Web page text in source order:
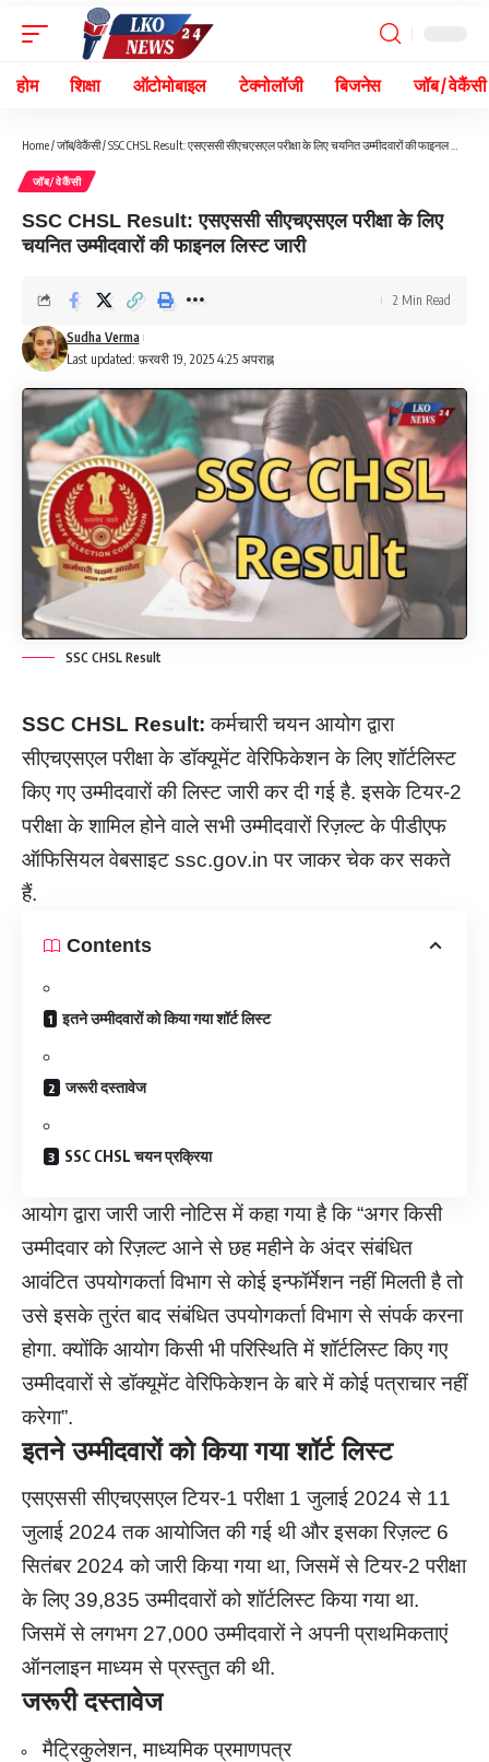
होम शिक्षा ऑटोमोबाइल टेक्नोलॉजी बिजनेस जॉब / वेकैंसी
Home/जॉब/वेकैंसी/SSC CHSL Result: एसएससी सीएचएसएल परीक्षा के लिए चयनित उम्मीदवारों की फाइनल लिस्ट जारी
जॉब/वेकैंसी
SSC CHSL Result: एसएससी सीएचएसएल परीक्षा के लिए
चयनित उम्मीदवारों की फाइनल लिस्ट जारी
Last updated: फ़रवरी 19, 2025 4:25 अपराह्न
Sudha Verma
2 Min Read
SSC CHSL Result
SSC CHSL Result: कर्मचारी चयन आयोग द्वारा
सीएचएसएल परीक्षा के डॉक्यूमेंट वेरिफिकेशन के लिए शॉर्टलिस्ट
किए गए उम्मीदवारों की लिस्ट जारी कर दी गई है. इसके टियर-2
परीक्षा के शामिल होने वाले सभी उम्मीदवारों रिज़ल्ट के पीडीएफ
ऑफिसियल वेबसाइट ssc.gov.in पर जाकर चेक कर सकते
हैं.
Contents
इतने उम्मीदवारों को किया गया शॉर्ट लिस्ट
जरूरी दस्तावेज
SSC CHSL चयन प्रक्रिया
आयोग द्वारा जारी जारी नोटिस में कहा गया है कि “अगर किसी
उम्मीदवार को रिज़ल्ट आने से छह महीने के अंदर संबंधित
आवंटित उपयोगकर्ता विभाग से कोई इन्फॉर्मेशन नहीं मिलती है तो
उसे इसके तुरंत बाद संबंधित उपयोगकर्ता विभाग से संपर्क करना
होगा. क्योंकि आयोग किसी भी परिस्थिति में शॉर्टलिस्ट किए गए
उम्मीदवारों से डॉक्यूमेंट वेरिफिकेशन के बारे में कोई पत्राचार नहीं
करेगा”.
इतने उम्मीदवारों को किया गया शॉर्ट लिस्ट
एसएससी सीएचएसएल टियर-1 परीक्षा 1 जुलाई 2024 से 11
जुलाई 2024 तक आयोजित की गई थी और इसका रिज़ल्ट 6
सितंबर 2024 को जारी किया गया था, जिसमें से टियर-2 परीक्षा
के लिए 39,835 उम्मीदवारों को शॉर्टलिस्ट किया गया था.
जिसमें से लगभग 27,000 उम्मीदवारों ने अपनी प्राथमिकताएं
ऑनलाइन माध्यम से प्रस्तुत की थी.
जरूरी दस्तावेज
मैट्रिकुलेशन, माध्यमिक प्रमाणपत्र